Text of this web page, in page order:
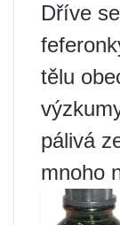
Dříve
tělu
pálivá
mnoho